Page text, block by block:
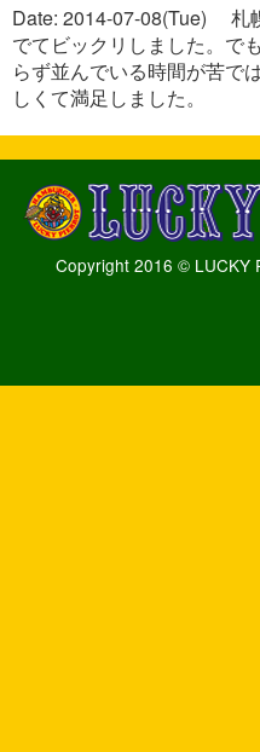
Date: 2014-07-08(Tue) 札
でてビックリしました。で
らず並んでいる時間が苦で
しくて満足しました。
Copyright 2016 © LUCKY